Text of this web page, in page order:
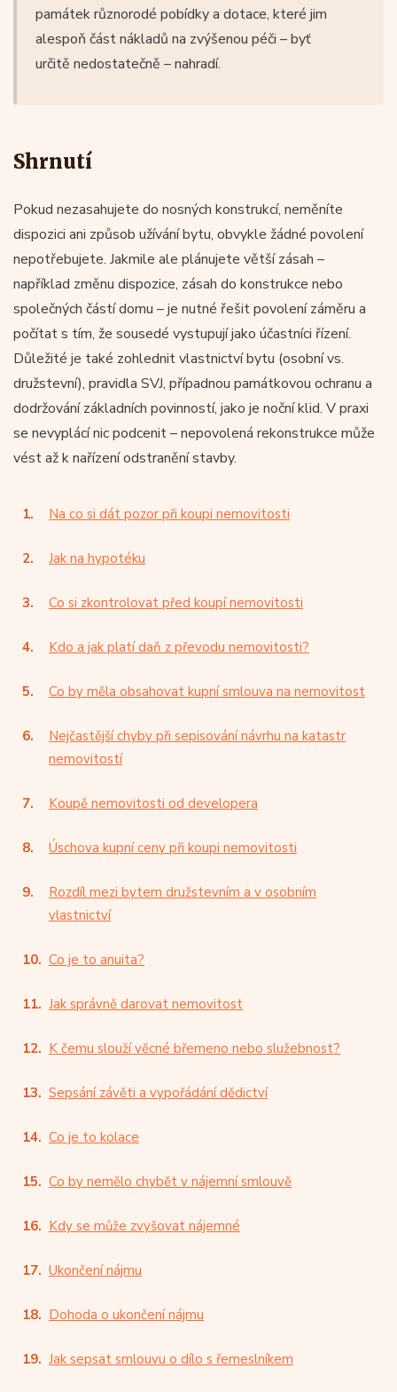
památek různorodé pobídky a dotace, které jim
alespoň část nákladů na zvýšenou péči – byť
určitě nedostatečně – nahradí.
Shrnutí
Pokud nezasahujete do nosných konstrukcí, neměníte
dispozici ani způsob užívání bytu, obvykle žádné povolení
nepotřebujete. Jakmile ale plánujete větší zásah –
například změnu dispozice, zásah do konstrukce nebo
společných částí domu – je nutné řešit povolení záměru a
počítat s tím, že sousedé vystupují jako účastníci řízení.
Důležité je také zohlednit vlastnictví bytu (osobní vs.
družstevní), pravidla SVJ, případnou památkovou ochranu a
dodržování základních povinností, jako je noční klid. V praxi
se nevyplácí nic podcenit – nepovolená rekonstrukce může
vést až k nařízení odstranění stavby.
Na co si dát pozor při koupi nemovitosti
Jak na hypotéku
Co si zkontrolovat před koupí nemovitosti
Kdo a jak platí daň z převodu nemovitosti?
Co by měla obsahovat kupní smlouva na nemovitost
Nejčastější chyby při sepisování návrhu na katastr
nemovitostí
Koupě nemovitosti od developera
Úschova kupní ceny při koupi nemovitosti
Rozdíl mezi bytem družstevním a v osobním
vlastnictví
Co je to anuita?
Jak správně darovat nemovitost
K čemu slouží věcné břemeno nebo služebnost?
Sepsání závěti a vypořádání dědictví
Co je to kolace
Co by nemělo chybět v nájemní smlouvě
Kdy se může zvyšovat nájemné
Ukončení nájmu
Dohoda o ukončení nájmu
Jak sepsat smlouvu o dílo s řemeslníkem